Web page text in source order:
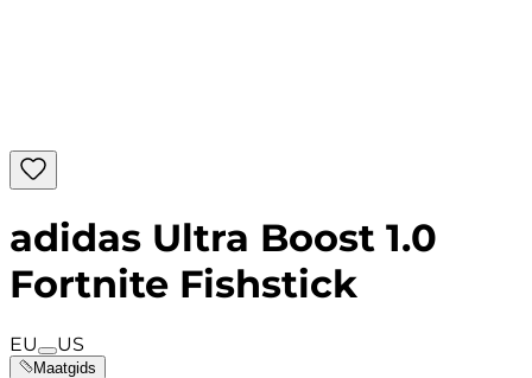
adidas Ultra Boost 1.0
Fortnite Fishstick
EU US
Maatgids